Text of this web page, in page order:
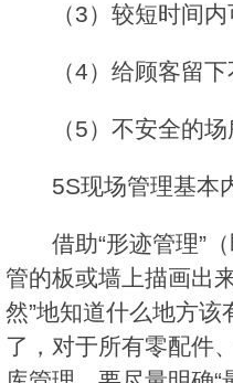
（3）较短时间
（4）给顾客留
（5）不安全的场
5S现场管理基本
借助“形迹管理”
管的板或墙上描画出
然”地知道什么地方
了，对于所有零配件